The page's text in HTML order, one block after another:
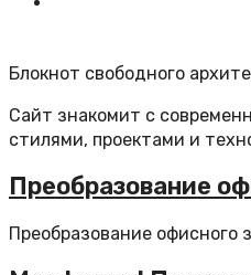
Блокнот свободного
Сайт знакомит с
стилями, проектами и
Преобразование
Преобразование офисного